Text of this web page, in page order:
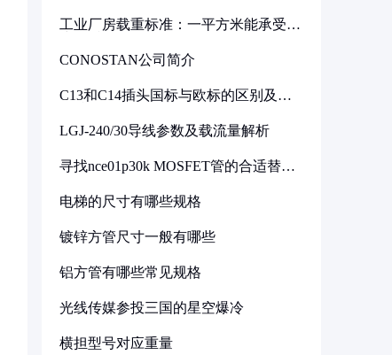
工业厂房载重标准：一平方米能承受多
CONOSTAN公司简介
C13和C14插头国标与欧标的区别及其
LGJ-240/30导线参数及载流量解析
寻找nce01p30k MOSFET管的合适替代
电梯的尺寸有哪些规格
镀锌方管尺寸一般有哪些
铝方管有哪些常见规格
光线传媒参投三国的星空爆冷
横担型号对应重量